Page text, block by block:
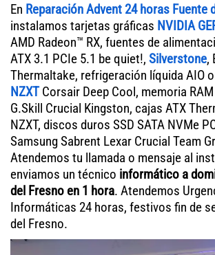
En Reparación Advent 24 horas Fuente
instalamos tarjetas gráficas NVIDIA
AMD Radeon™ RX, fuentes de
ATX 3.1 PCIe 5.1 be quiet!, Silverstone,
Thermaltake, refrigeración líquida AIO
NZXTCorsair Deep Cool, memoria RAM
G.Skill Crucial Kingston, cajas ATX
NZXT, discos duros SSD SATA NVMe
Samsung Sabrent Lexar Crucial Team
Atendemos tu llamada o mensaje al
enviamos un técnico informático a
del Fresno en 1 hora. Atendemos
Informáticas 24 horas, festivos fin de
del Fresno.